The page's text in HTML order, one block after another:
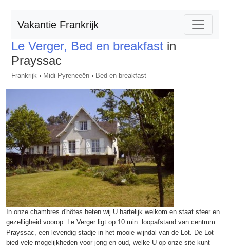
Vakantie Frankrijk
Le Verger, Bed en breakfast in
Prayssac
Frankrijk › Midi-Pyreneeën › Bed en breakfast
In onze chambres d'hôtes heten wij U hartelijk welkom en staat sfeer en
gezelligheid voorop. Le Verger ligt op 10 min. loopafstand van centrum
Prayssac, een levendig stadje in het mooie wijndal van de Lot. De Lot
bied vele mogelijkheden voor jong en oud, welke U op onze site kunt